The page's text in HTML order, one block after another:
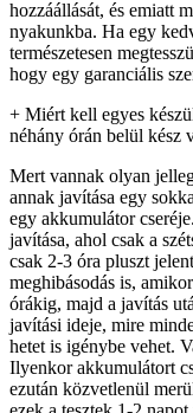
hozzáállását, és emiatt
nyakunkba. Ha egy
természetesen
hogy egy garanciális
+ Miért kell egyes
néhány órán belül kész
Mert vannak olyan
annak javítása egy
egy akkumulátor
javítása, ahol csak a
csak 2-3 óra pluszt
meghibásodás is,
órákig, majd a javítás
javítási ideje, mire
hetet is igénybe vehet.
Ilyenkor akkumulátort
ezután közvetlenül